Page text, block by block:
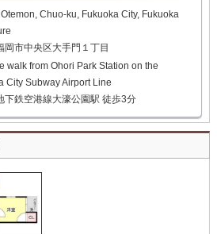
Chuo-ku, Fukuoka City, Fukuoka
岡市中央区大手門１丁目
walk from Ohori Park Station on the
City Subway Airport Line
下鉄空港線大濠公園駅 徒歩3分